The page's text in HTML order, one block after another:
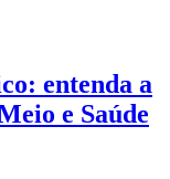
entenda a
e Saúde